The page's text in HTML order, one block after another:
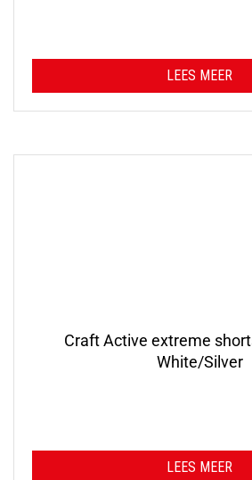
LEES MEER
Craft Active extreme
White/Silver
LEES MEER